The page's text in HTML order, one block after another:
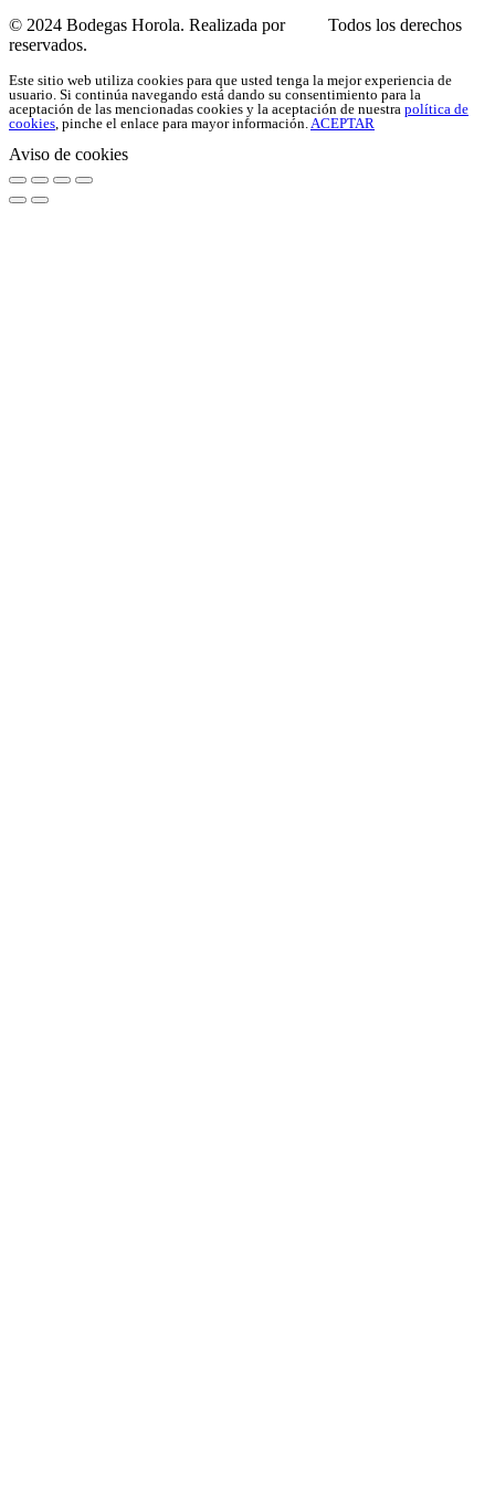
© 2024 Bodegas Horola. Realizada por
Todos los derechos
reservados.
Este sitio web utiliza cookies para que usted tenga la mejor experiencia de
usuario. Si continúa navegando está dando su consentimiento para la
aceptación de las mencionadas cookies y la aceptación de nuestra política de
cookies , pinche el enlace para mayor información. ACEPTAR
Aviso de cookies